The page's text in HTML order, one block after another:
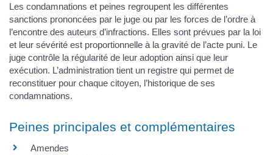
Les condamnations et peines regroupent les différentes
sanctions prononcées par le juge ou par les forces de l’ordre à
l’encontre des auteurs d’infractions. Elles sont prévues par la loi
et leur sévérité est proportionnelle à la gravité de l’acte puni. Le
juge contrôle la régularité de leur adoption ainsi que leur
exécution. L’administration tient un registre qui permet de
reconstituer pour chaque citoyen, l’historique de ses
condamnations.
Peines principales et complémentaires
Amendes